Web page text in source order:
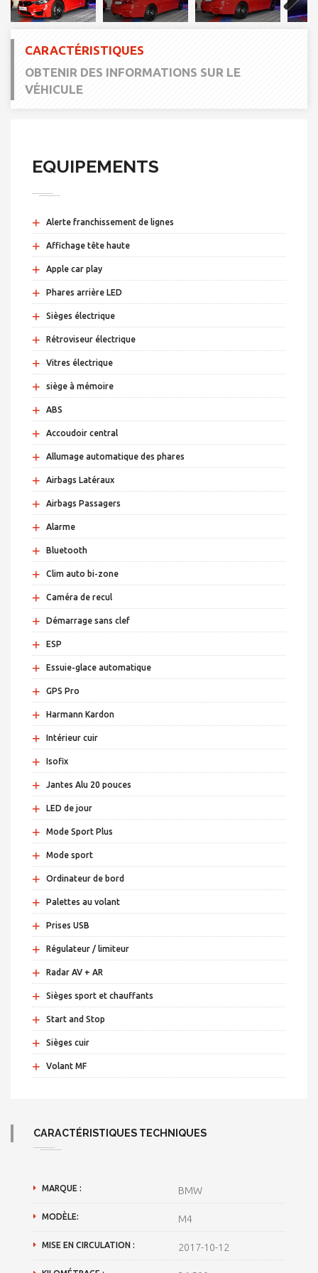
Next
CARACTÉRISTIQUES
OBTENIR DES INFORMATIONS SUR LE
VÉHICULE
EQUIPEMENTS
+ Alerte franchissement de lignes
+ Affichage tête haute
+ Apple car play
+ Phares arrière LED
+ Sièges électrique
+ Rétroviseur électrique
+ Vitres électrique
+ siège à mémoire
+ ABS
+ Accoudoir central
+ Allumage automatique des phares
+ Airbags Latéraux
+ Airbags Passagers
+ Alarme
+ Bluetooth
+ Clim auto bi-zone
+ Caméra de recul
+ Démarrage sans clef
+ ESP
+ Essuie-glace automatique
+ GPS Pro
+ Harmann Kardon
+ Intérieur cuir
+ Isofix
+ Jantes Alu 20 pouces
+ LED de jour
+ Mode Sport Plus
+ Mode sport
+ Ordinateur de bord
+ Palettes au volant
+ Prises USB
+ Régulateur / limiteur
+ Radar AV + AR
+ Sièges sport et chauffants
+ Start and Stop
+ Sièges cuir
+ Volant MF
CARACTÉRISTIQUES TECHNIQUES
MARQUE : BMW
MODÈLE: M4
MISE EN CIRCULATION : 2017-10-12